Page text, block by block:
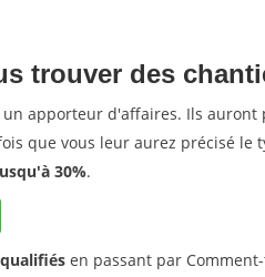
trouver des
un apporteur d'affaires. Ils auront
que vous leur aurez précisé le
30%.
en passant par